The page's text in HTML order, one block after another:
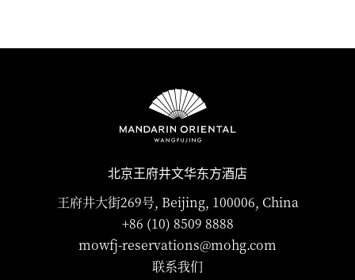
北京王府井文华东方酒店
王府井大街269号, Beijing, 100006, China
+86 (10) 8509 8888
mowfj-reservations@mohg.com
联系我们